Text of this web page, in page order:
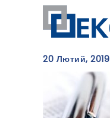
20 Лютий, 2019